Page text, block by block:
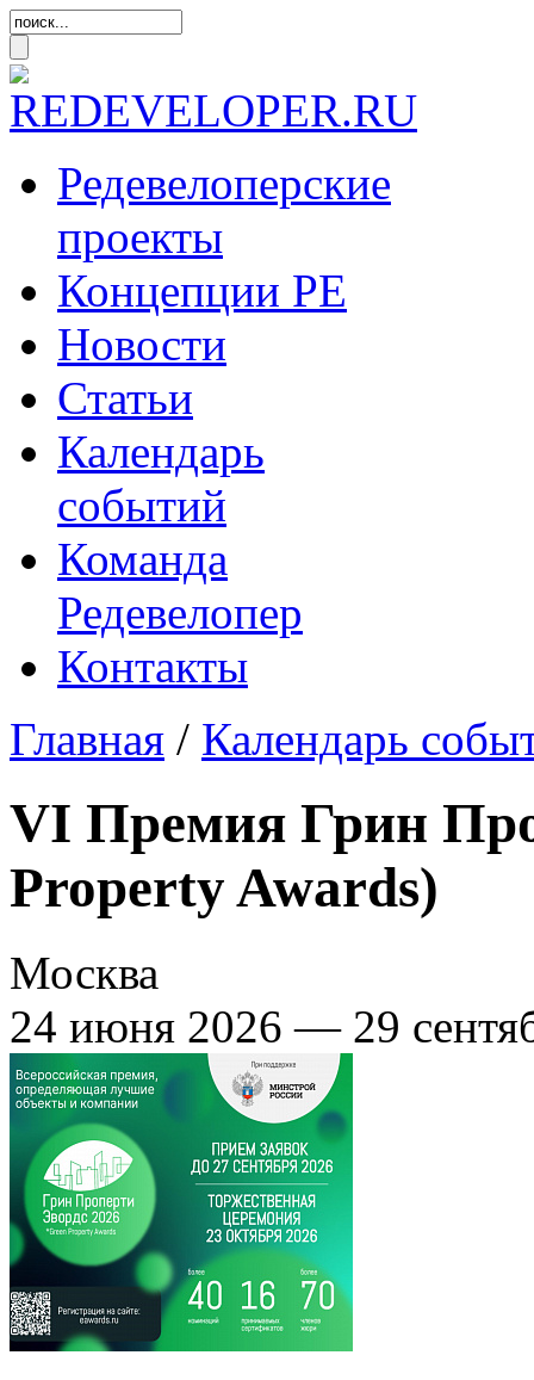
Редевелоперские
проекты
Концепции РЕ
Новости
Статьи
Календарь
событий
Команда
Редевелопер
Контакты
Главная / Календарь
VI Премия Грин
Property Awards)
Москва
24 июня 2026 — 29